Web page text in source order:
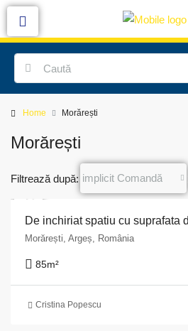
Home Morărești
Morărești
Filtrează după: implicit Comandă
Morărești, Argeș, România
85m²
Cristina Popescu